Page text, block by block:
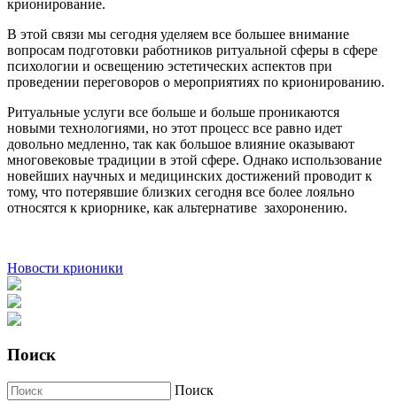
крионирование.
В этой связи мы сегодня уделяем все большее внимание
вопросам подготовки работников ритуальной сферы в сфере
психологии и освещению эстетических аспектов при
проведении переговоров о мероприятиях по крионированию.
Ритуальные услуги все больше и больше проникаются
новыми технологиями, но этот процесс все равно идет
довольно медленно, так как большое влияние оказывают
многовековые традиции в этой сфере. Однако использование
новейших научных и медицинских достижений проводит к
тому, что потерявшие близких сегодня все более лояльно
относятся к криорнике, как альтернативе захоронению.
Новости крионики
Поиск
Поиск